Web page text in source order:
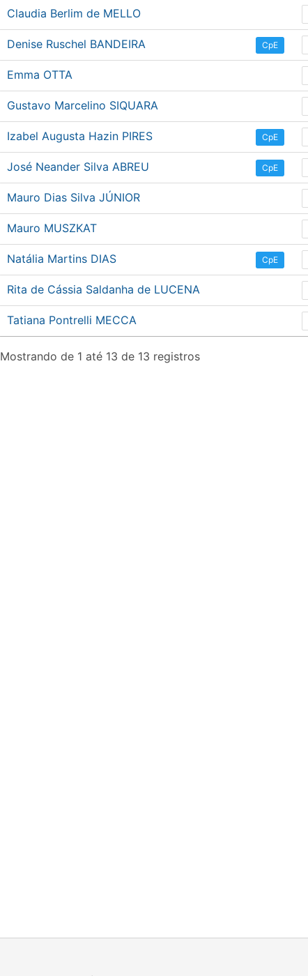
Claudia Berlim de MELLO
Denise Ruschel BANDEIRA CpE
Emma OTTA
Gustavo Marcelino SIQUARA
Izabel Augusta Hazin PIRES CpE
José Neander Silva ABREU CpE
Mauro Dias Silva JÚNIOR
Mauro MUSZKAT
Natália Martins DIAS CpE
Rita de Cássia Saldanha de LUCENA
Tatiana Pontrelli MECCA
Mostrando de 1 até 13 de 13 registros